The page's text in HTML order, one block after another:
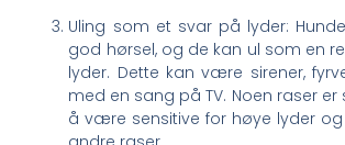
Uling som et svar på lyder:
god​ hørsel, og de kan ul som en
lyder. Dette kan være sirener,
med en sang på‌ TV. Noen raser er
å være sensitive for ​høye lyder